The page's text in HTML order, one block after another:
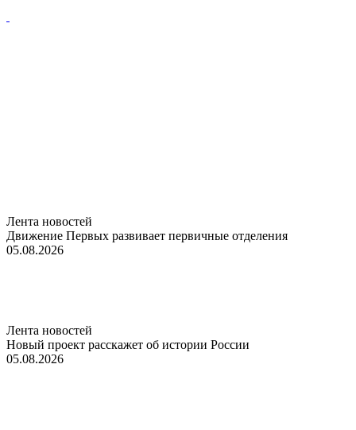
Лента новостей
Движение Первых развивает первичные отделения
05.08.2026
Лента новостей
Новый проект расскажет об истории России
05.08.2026